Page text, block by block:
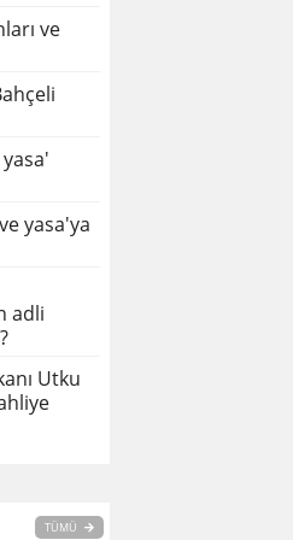
ve
yasa'ya
adli
Utku
TÜMÜ